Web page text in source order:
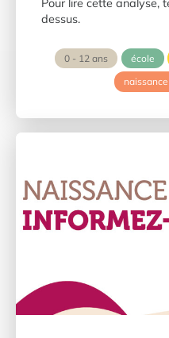
Pour lire cette analyse,
dessus.
0 - 12 ans école